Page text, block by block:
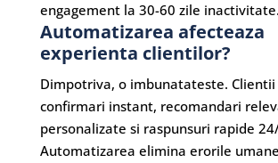
engagement la 30-60 zile inactivitate.
Automatizarea afecteaza
experienta clientilor?
Dimpotriva, o imbunatateste. Clientii
confirmari instant, recomandari
personalizate si raspunsuri rapide
Automatizarea elimina erorile